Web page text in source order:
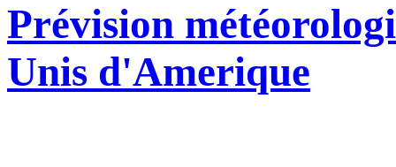
Prévision
Unis d'Amerique